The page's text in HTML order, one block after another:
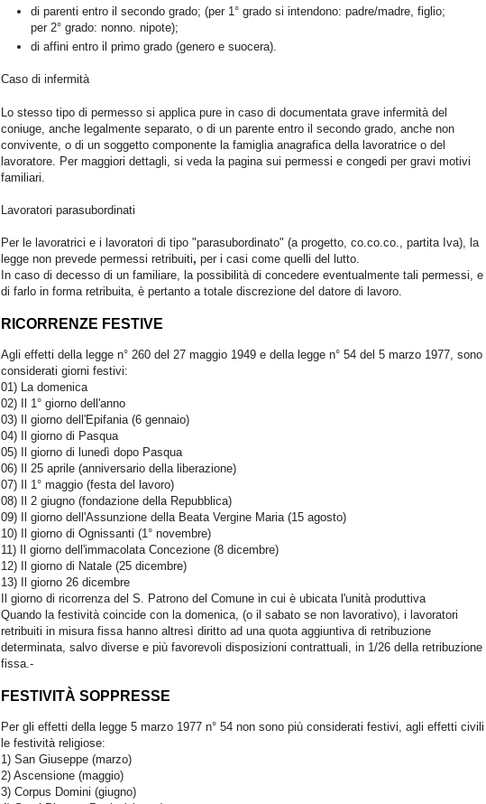
di parenti entro il secondo grado; (per 1° grado si intendono: padre/madre, figlio;
per 2° grado: nonno. nipote);
di affini entro il primo grado (genero e suocera).
Caso di infermità
Lo stesso tipo di permesso si applica pure in caso di documentata grave infermità del
coniuge , anche legalmente separato, o di un parente entro il secondo grado , anche non
convivente, o di un soggetto componente la famiglia anagrafica della lavoratrice o del
lavoratore. Per maggiori dettagli, si veda la pagina sui permessi e congedi per gravi motivi
familiari.
Lavoratori parasubordinati
Per le lavoratrici e i lavoratori di tipo "parasubordinato" (a progetto, co.co.co., partita Iva), la
legge non prevede permessi retribuiti, per i casi come quelli del lutto.
In caso di decesso di un familiare, la possibilità di concedere eventualmente tali permessi, e
di farlo in forma retribuita, è pertanto a totale discrezione del datore di lavoro.
RICORRENZE FESTIVE
Agli effetti della legge n° 260 del 27 maggio 1949 e della legge n° 54 del 5 marzo 1977, sono
considerati giorni festivi:
01) La domenica
02) Il 1° giorno dell'anno
03) Il giorno dell'Epifania (6 gennaio)
04) Il giorno di Pasqua
05) Il giorno di lunedì dopo Pasqua
06) Il 25 aprile (anniversario della liberazione)
07) Il 1° maggio (festa del lavoro)
08) Il 2 giugno (fondazione della Repubblica)
09) Il giorno dell'Assunzione della Beata Vergine Maria (15 agosto)
10) Il giorno di Ognissanti (1° novembre)
11) Il giorno dell'immacolata Concezione (8 dicembre)
12) Il giorno di Natale (25 dicembre)
13) Il giorno 26 dicembre
Il giorno di ricorrenza del S. Patrono del Comune in cui è ubicata l'unità produttiva
Quando la festività coincide con la domenica, (o il sabato se non lavorativo), i lavoratori
retribuiti in misura fissa hanno altresì diritto ad una quota aggiuntiva di retribuzione
determinata, salvo diverse e più favorevoli disposizioni contrattuali, in 1/26 della retribuzione
fissa.-
FESTIVITÀ SOPPRESSE
Per gli effetti della legge 5 marzo 1977 n° 54 non sono più considerati festivi, agli effetti civili
le festività religiose:
1) San Giuseppe (marzo)
2) Ascensione (maggio)
3) Corpus Domini (giugno)